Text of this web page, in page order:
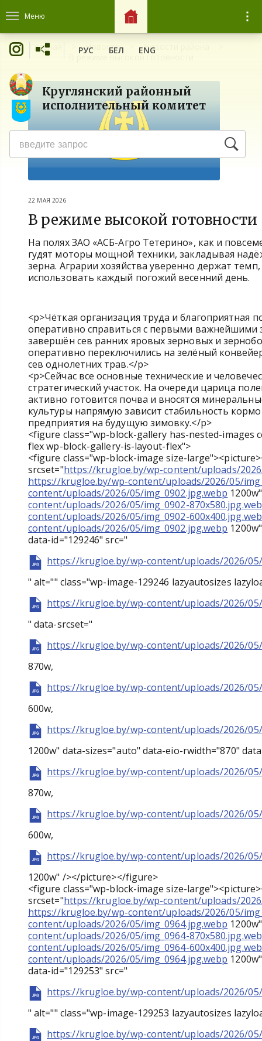
Меню
Круглянский районный
исполнительный комитет
РУС БЕЛ ENG
Главная Новости
Новости района
В режиме высокой готовности
22 МАЯ 2026
В режиме высокой готовности
На полях ЗАО «АСБ-Агро Тетерино», как и
гудят моторы мощной техники, закладывая
зерна. Аграрии хозяйства уверенно держат
использовать каждый погожий весенний день.
<p>Чёткая организация труда и
оперативно справиться с первыми важнейшими
завершён сев ранних яровых зерновых и
оперативно переключились на зелёный
сев однолетних трав.</p>
<p>Сейчас все основные технические и
стратегический участок. На очереди царица
активно готовится почва и вносятся
культуры напрямую зависит стабильность
предприятия на будущую зимовку.</p>
<figure class="wp-block-gallery has-nested-
flex wp-block-gallery-is-layout-flex">
<figure class="wp-block-image size-
srcset="https://krugloe.by/wp-content/uploads/
https://krugloe.by/wp-content/uploads/2026/05/
content/uploads/2026/05/img_0902.jpg.webp
content/uploads/2026/05/img_0902-
content/uploads/2026/05/img_0902-
content/uploads/2026/05/img_0902.jpg.webp
data-id="129246" src="
https://krugloe.by/wp-content/uploads/2026/05/
" alt="" class="wp-image-129246 lazyautosizes
https://krugloe.by/wp-content/uploads/2026/05/
" data-srcset="
https://krugloe.by/wp-content/uploads/2026/05/
870w,
https://krugloe.by/wp-content/uploads/2026/05/
600w,
https://krugloe.by/wp-content/uploads/2026/
1200w" data-sizes="auto" data-eio-rwidth="870"
https://krugloe.by/wp-content/uploads/2026/05/
870w,
https://krugloe.by/wp-content/uploads/2026/05/
600w,
https://krugloe.by/wp-content/uploads/2026/
1200w" /></picture></figure>
<figure class="wp-block-image size-
srcset="https://krugloe.by/wp-content/uploads/
https://krugloe.by/wp-content/uploads/2026/05/
content/uploads/2026/05/img_0964.jpg.webp
content/uploads/2026/05/img_0964-
content/uploads/2026/05/img_0964-
content/uploads/2026/05/img_0964.jpg.webp
data-id="129253" src="
https://krugloe.by/wp-content/uploads/2026/05/
" alt="" class="wp-image-129253 lazyautosizes
https://krugloe.by/wp-content/uploads/2026/05/